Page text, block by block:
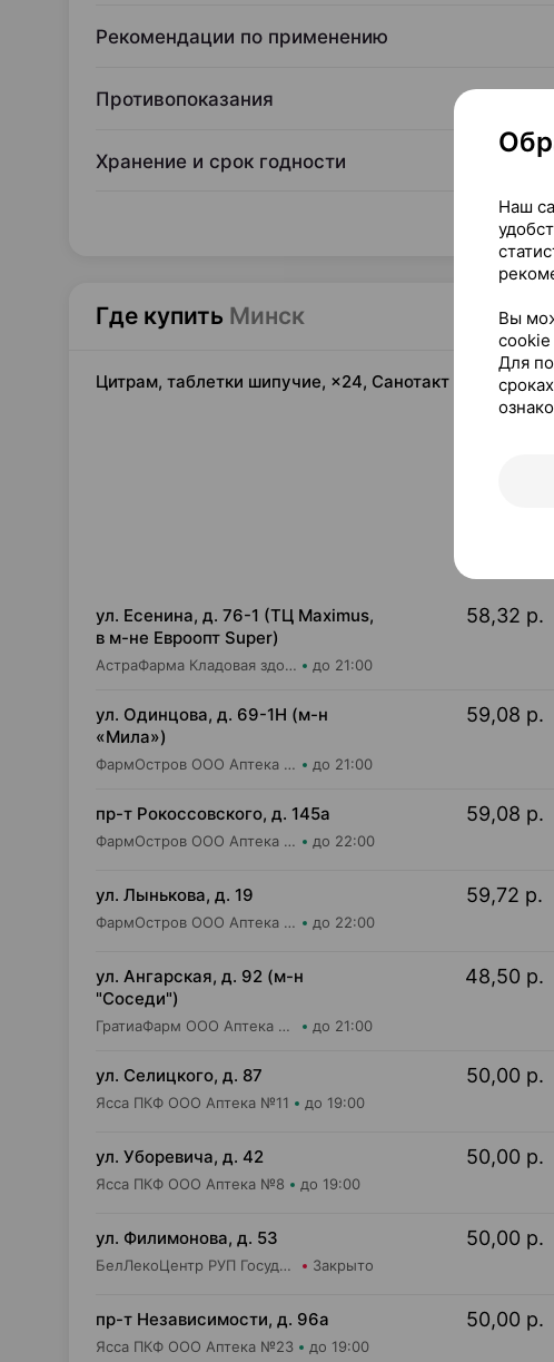
Рекомендации по применению
Противопоказания
Хранение и срок годности
Где купить Минск
Цитрам, таблетки шипучие, ×24, Санотакт Германия
ул. Есенина, д. 76-1 (ТЦ Maximus,
в м-не Евроопт Super)
АстраФарма Кладовая здоровья ООО Аптека №9 до 21:00
58,32 р.
ул. Одинцова, д. 69-1Н (м-н
«Мила»)
ФармОстров ООО Аптека №16 на Одинцова до 21:00
59,08 р.
пр-т Рокоссовского, д. 145а
ФармОстров ООО Аптека №9 на Рокоссовского до 22:00
59,08 р.
ул. Лынькова, д. 19
ФармОстров ООО Аптека №7 на Лынькова до 22:00
59,72 р.
ул. Ангарская, д. 92 (м-н
"Соседи")
ГратиаФарм ООО Аптека №8 до 21:00
48,50 р.
ул. Селицкого, д. 87
Ясса ПКФ ООО Аптека №11 до 19:00
50,00 р.
ул. Уборевича, д. 42
Ясса ПКФ ООО Аптека №8 до 19:00
50,00 р.
ул. Филимонова, д. 53
БелЛекоЦентр РУП Государственная аптека №3 Закрыто
50,00 р.
пр-т Независимости, д. 96а
Ясса ПКФ ООО Аптека №23 до 19:00
50,00 р.
Наш
Вы
cookie
Для